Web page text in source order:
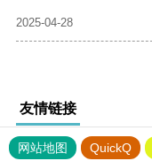
2025-04-28
友情链接
网站地图 QuickQ